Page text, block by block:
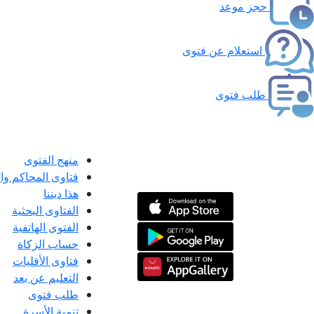
حجز موعد
استعلام عن فتوى
طلب فتوى
منهج الفتوى
فتاوى المحاكم
هذا ديننا
الفتاوى البحثية
الفتوى الهاتفية
حساب الزكاة
فتاوى الأقليات
التعليم عن بعد
طلب فتوى